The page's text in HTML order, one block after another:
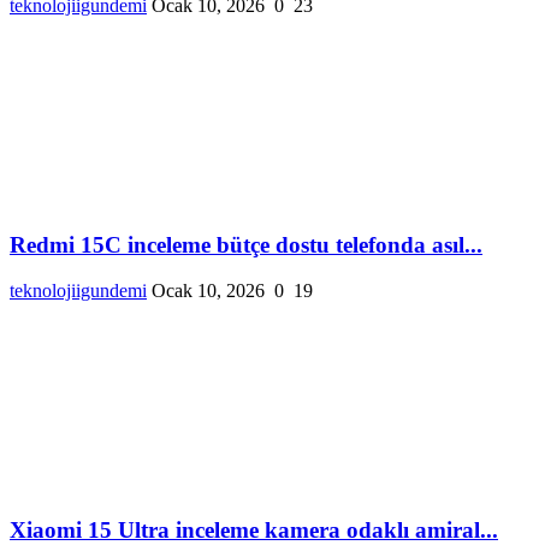
teknolojiigundemi Ocak 10, 2026 0 23
Redmi 15C inceleme bütçe dostu telefonda asıl...
teknolojiigundemi Ocak 10, 2026 0 19
Xiaomi 15 Ultra inceleme kamera odaklı amiral...